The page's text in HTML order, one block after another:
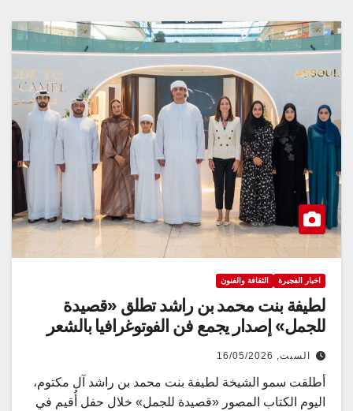
اخبار الفجيرة الثقافة والفنون
لطيفة بنت محمد بن راشد تطلق «قصيدة
للجمل» إصدار يجمع فن الفوتوغرافيا بالشعر
السبت, 16/05/2026
أطلقت سمو الشيخة لطيفة بنت محمد بن راشد آل مكتوم،
اليوم الكتاب المصور «قصيدة للجمل» خلال حفل أُقيم في